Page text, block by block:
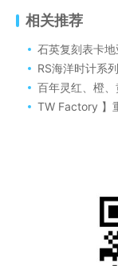
相关推荐
石英复刻表卡地
RS海洋时计系
百年灵红、橙
TW Factory 】